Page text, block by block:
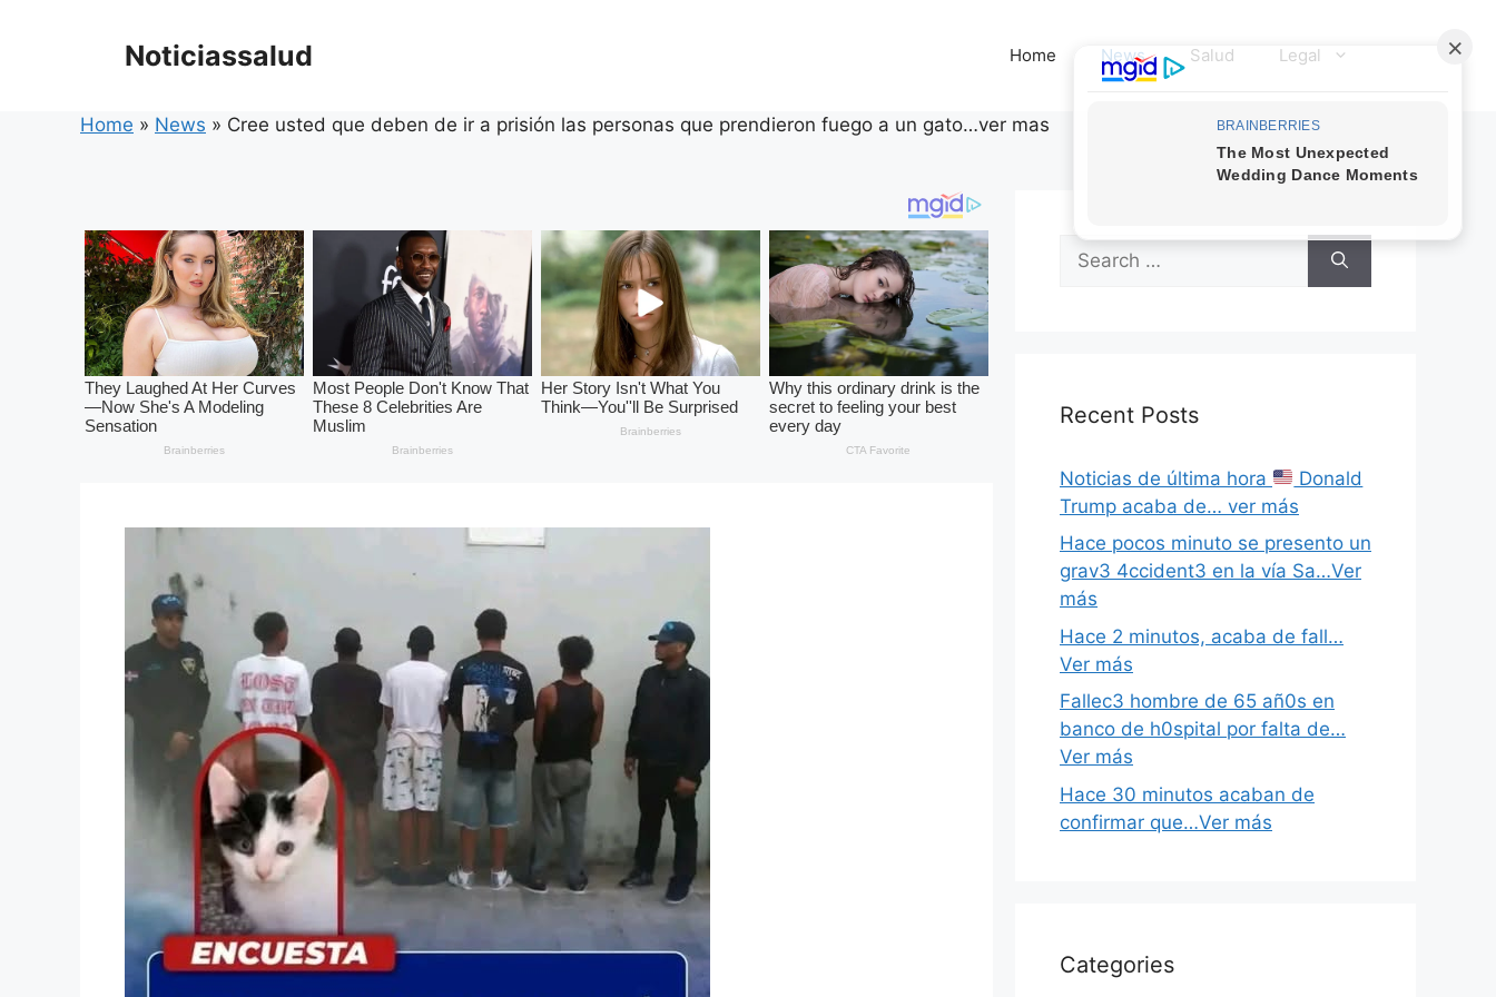
Noticiassalud Home News Salud Legal
Home » News » Cree usted que deben de ir a prisión las personas que prendieron fuego a un gato…ver mas
Search
for:
Recent Posts
Noticias de última hora
Donald
Trump acaba de… ver más
Hace pocos minuto se presento un
grav3 4ccident3 en la vía Sa…Ver
más
Hace 2 minutos, acaba de fall…
Ver más
Fallec3 hombre de 65 añ0s en
banco de h0spital por falta de…
Ver más
Hace 30 minutos acaban de
confirmar que…Ver más
Categories